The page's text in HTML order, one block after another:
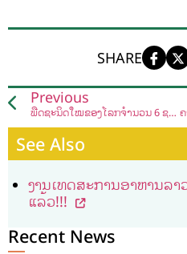
SHARE
Previous
ພືດຊະນິດໃໝ່ຂອງໂລກຈຳນວນ 6 ຊະນິດຄົ້ນພົບໃນ ສປປ ລາວ
See Also
ງານເທດສະການອາຫານລ
ແລ້ວ!!!
Recent News